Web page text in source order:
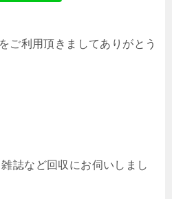
ご利用頂きましてありがとう
誌など回収にお伺いしまし